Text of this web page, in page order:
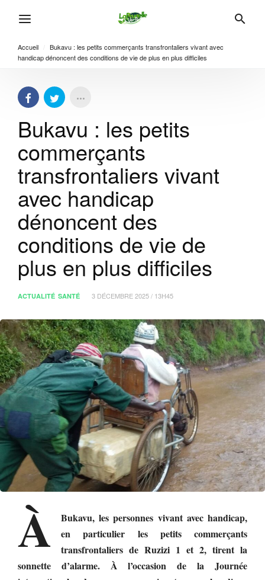
Accueil
Bukavu : les petits commerçants transfrontaliers vivant avec
handicap dénoncent des conditions de vie de plus en plus difficiles
Bukavu : les petits
commerçants
transfrontaliers vivant
avec handicap
dénoncent des
conditions de vie de
plus en plus difficiles
ACTUALITÉ SANTÉ 3 DÉCEMBRE 2025 / 13H45
À
Bukavu, les personnes vivant avec handicap,
en particulier les petits commerçants
transfrontaliers de Ruzizi 1 et 2, tirent la
sonnette d’alarme. À l’occasion de la Journée